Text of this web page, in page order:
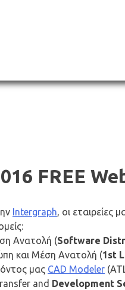
FREE
Intergraph, οι εταιρείες
Ανατολή (Software
και Μέση Ανατολή (1st
μας CAD Modeler
and Development